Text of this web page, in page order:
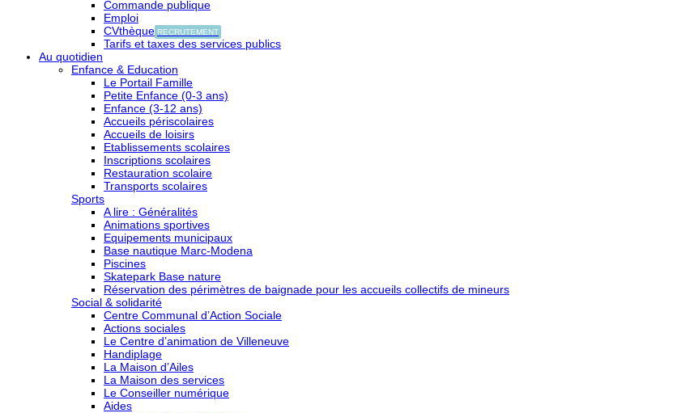
Commande publique
Emploi
CVthèque RECRUTEMENT
Tarifs et taxes des services publics
Au quotidien
Enfance & Education
Le Portail Famille
Petite Enfance (0-3 ans)
Enfance (3-12 ans)
Accueils périscolaires
Accueils de loisirs
Etablissements scolaires
Inscriptions scolaires
Restauration scolaire
Transports scolaires
Sports
A lire : Généralités
Animations sportives
Equipements municipaux
Base nautique Marc-Modena
Piscines
Skatepark Base nature
Réservation des périmètres de baignade pour les accueils collectifs de mineurs
Social & solidarité
Centre Communal d’Action Sociale
Actions sociales
Le Centre d’animation de Villeneuve
Handiplage
La Maison d’Ailes
La Maison des services
Le Conseiller numérique
Aides